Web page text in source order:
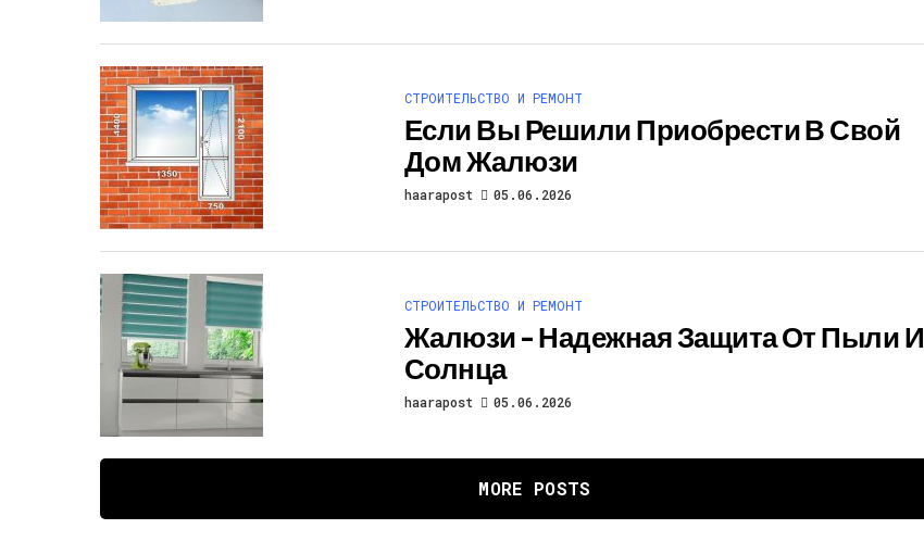
СТРОИТЕЛЬСТВО И РЕМОНТ
Если Вы Решили Приобрести В Свой
Дом Жалюзи
haarapost 05.06.2026
СТРОИТЕЛЬСТВО И РЕМОНТ
Жалюзи – Надежная Защита От Пыли И
Солнца
haarapost 05.06.2026
MORE POSTS